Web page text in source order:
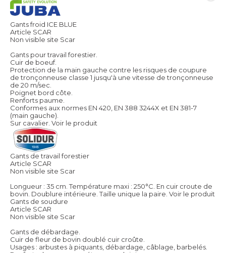
Gants froid ICE BLUE
Article SCAR
Non visible site Scar
Gants pour travail forestier.
Cuir de boeuf.
Protection de la main gauche contre les risques de coupure
de tronçonneuse classe 1 jusqu'à une vitesse de tronçonneuse
de 20 m/sec.
Poignet bord côte.
Renforts paume.
Conformes aux normes EN 420, EN 388 3244X et EN 381-7
(main gauche).
Sur cavalier. Voir le produit
Gants de travail forestier
Article SCAR
Non visible site Scar
Longueur : 35 cm. Température maxi : 250°C. En cuir croute de
bovin. Doublure intérieure. Taille unique la paire. Voir le produit
Gants de soudure
Article SCAR
Non visible site Scar
Gants de débardage.
Cuir de fleur de bovin doublé cuir croûte.
Usages : arbustes à piquants, débardage, câblage, barbelés.